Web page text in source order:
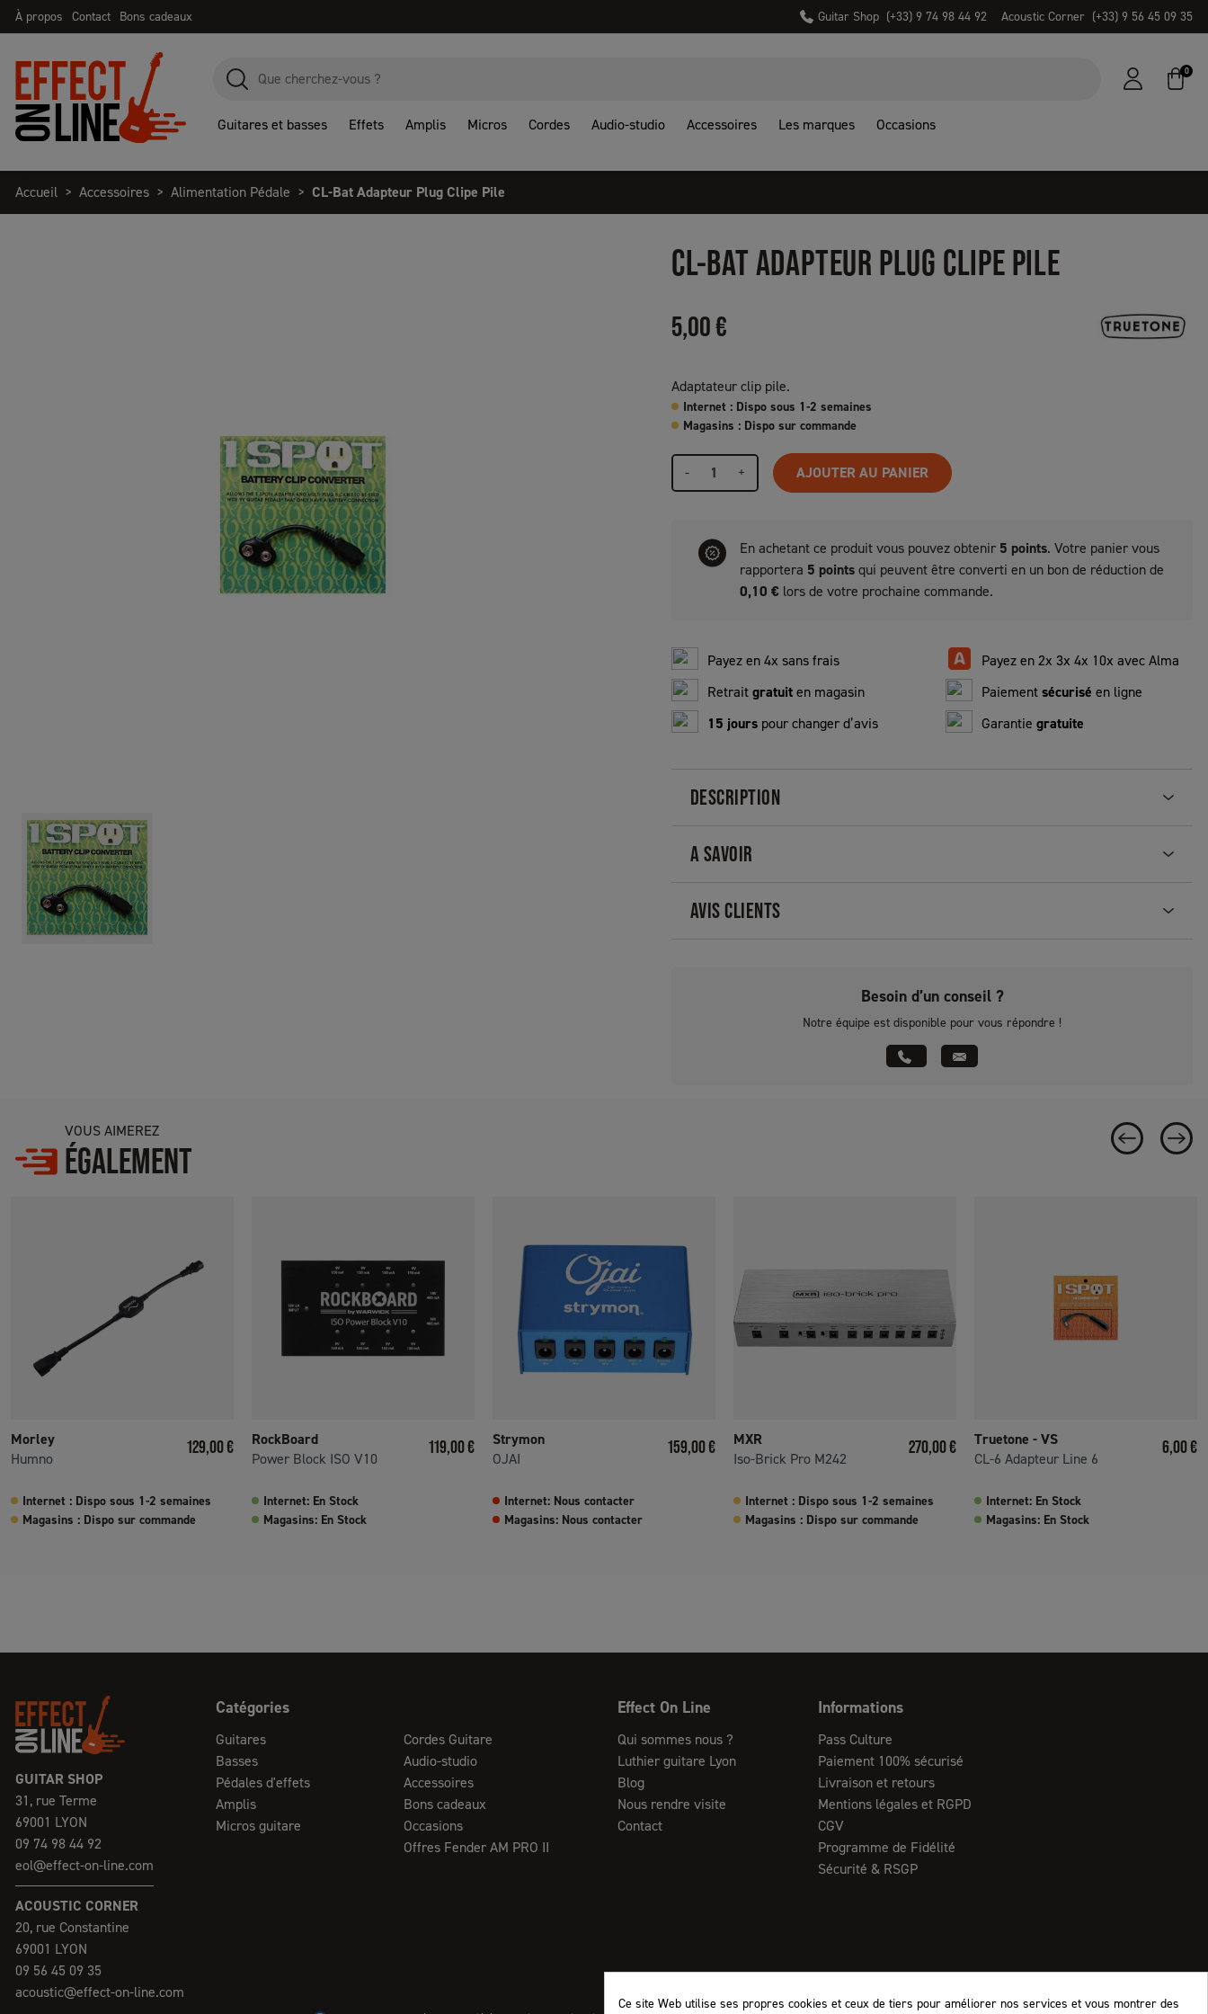
À propos Contact Bons cadeaux Guitar Shop (+33) 9 74 98 44 92 Acoustic Corner (+33) 9 56 45 09 35
0
Guitares et basses Effets Amplis Micros Cordes Audio-studio Accessoires Les marques Occasions
Accueil Accessoires Alimentation Pédale CL-Bat Adapteur Plug Clipe Pile
CL-BAT ADAPTEUR PLUG CLIPE PILE
5,00 €
Adaptateur clip pile.
Internet : Dispo sous 1-2 semaines
Magasins : Dispo sur commande
- + AJOUTER AU PANIER
En achetant ce produit vous pouvez obtenir 5 points. Votre panier vous
rapportera 5 pointsqui peuvent être converti en un bon de réduction de
0,10 € lors de votre prochaine commande.
Payez en 4x sans frais
Payez en 2x 3x 4x 10x avec Alma
Retraitgratuiten magasin Paiementsécurisé en ligne
15 jours pour changer d’avis Garantie gratuite
DESCRIPTION
A SAVOIR
AVIS CLIENTS
Besoin d’un conseil ?
Notre équipe est disponible pour vous répondre !
VOUS AIMEREZ
ÉGALEMENT
Morley
Humno
Prix
129,00 €
Internet : Dispo sous 1-2 semaines
Magasins : Dispo sur commande
RockBoard
Power Block ISO V10
Prix
119,00 €
Internet: En Stock
Magasins: En Stock
Strymon
OJAI
Prix
159,00 €
Internet: Nous contacter
Magasins: Nous contacter
MXR
Iso-Brick Pro M242
Prix
270,00 €
Internet : Dispo sous 1-2 semaines
Magasins : Dispo sur commande
Truetone - VS
CL-6 Adapteur Line 6
Prix
6,00 €
Internet: En Stock
Magasins: En Stock
GUITAR SHOP
31, rue Terme
69001 LYON
09 74 98 44 92
eol@effect-on-line.com
ACOUSTIC CORNER
20, rue Constantine
69001 LYON
09 56 45 09 35
acoustic@effect-on-line.com
Catégories
Guitares
Basses
Pédales d'effets
Amplis
Micros guitare
Cordes Guitare
Audio-studio
Accessoires
Bons cadeaux
Occasions
Offres Fender AM PRO II
Effect On Line
Qui sommes nous ?
Luthier guitare Lyon
Blog
Nous rendre visite
Contact
Informations
Pass Culture
Paiement 100% sécurisé
Livraison et retours
Mentions légales et RGPD
CGV
Programme de Fidélité
Sécurité & RSGP
Ce site Web utilise ses propres cookies et ceux de tiers pour améliorer nos services et vous montrer des